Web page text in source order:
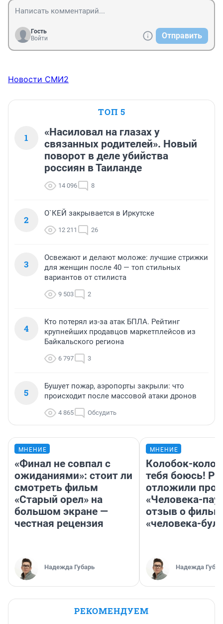
Гость
Войти
Отправить
Новости СМИ2
ТОП 5
1
«Насиловал на глазах у
связанных родителей». Новый
поворот в деле убийства
россиян в Таиланде
14 096 8
2
О`КЕЙ закрывается в Иркутске
12 211 26
3
Освежают и делают моложе: лучшие стрижки
для женщин после 40 — топ стильных
вариантов от стилиста
9 503 2
4
Кто потерял из-за атак БПЛА. Рейтинг
крупнейших продавцов маркетплейсов из
Байкальского региона
6 797 3
5
Бушует пожар, аэропорты закрыли: что
происходит после массовой атаки дронов
4 865 Обсудить
МНЕНИЕ
«Финал не совпал с
ожиданиями»: стоит ли
смотреть фильм
«Старый орел» на
большом экране —
честная рецензия
Надежда Губарь
МНЕНИЕ
Колобок-
тебя боюсь!
отложили
«Человека-
отзыв о
«человека-
Надежда
РЕКОМЕНДУЕМ